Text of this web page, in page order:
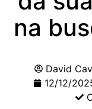
na
David
12/12/